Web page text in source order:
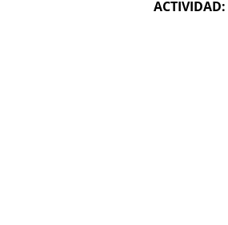
ACTIVIDAD: